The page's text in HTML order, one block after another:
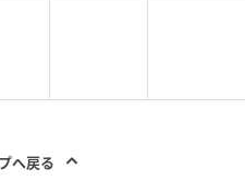
へ戻る